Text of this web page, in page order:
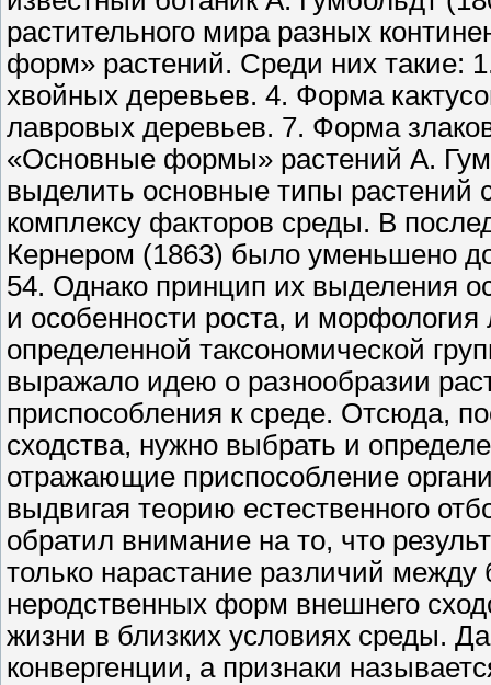
растительного мира разных
форм» растений. Среди них
хвойных деревьев. 4. Форма
лавровых деревьев. 7. Форма
«Основные формы» растений А.
выделить основные типы растений
комплексу факторов среды. В
Кернером (1863) было уменьшено
54. Однако принцип их выделения
и особенности роста, и
определенной таксономической
выражало идею о разнообразии
приспособления к среде. Отсюда,
сходства, нужно выбрать и
отражающие приспособление
выдвигая теорию естественного
обратил внимание на то, что
только нарастание различий
неродственных форм внешнего
жизни в близких условиях среды.
конвергенции, а признаки